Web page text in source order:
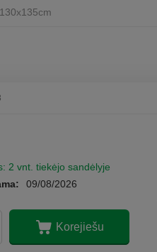
2 vnt. tiekėjo sandėlyje
09/08/2026
Korejiešu